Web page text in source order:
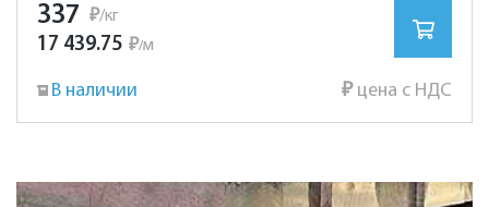
337 ₽/кг
17 439.75 ₽/м
В наличии ₽цена с НДС